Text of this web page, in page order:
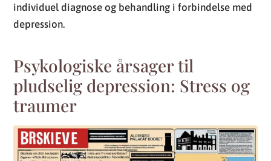
individuel diagnose og behandling i forbindelse med
depression.
Psykologiske årsager til
pludselig depression: Stress og
traumer